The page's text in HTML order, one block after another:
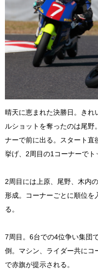
晴天に恵まれた決勝日。きれ
ルショットを奪ったのは尾
ナーで前に出る。スタート直
挙げ、2周目の1コーナーでト
2周目には上原、尾野、木内
形成。コーナーごとに順位を
る。
7周目。6台での4位争い集団
倒。マシン、ライダー共にコ
で赤旗が提示される。